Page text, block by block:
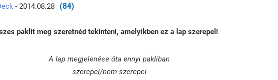
- 2014.08.28 (84)
paklit meg szeretnéd tekinteni, amelyikben ez a lap szerepel!
A lap megjelenése óta ennyi pakliban
szerepel/nem szerepel